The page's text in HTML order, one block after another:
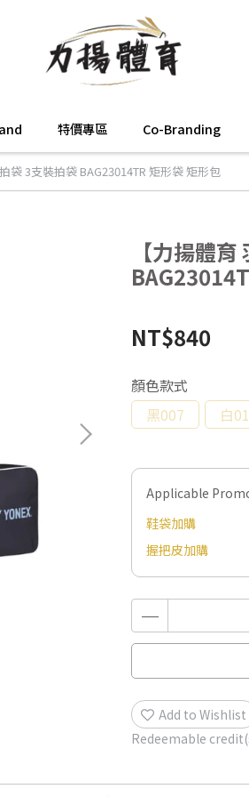
特價專區 Co-Branding
袋 3支裝拍袋 BAG23014TR 矩形袋 矩形包
【力揚體
NT$840
顏色款式
黑007
白
Applicable
鞋袋加購
握把皮加購
Add to Wishlist
Redeemable